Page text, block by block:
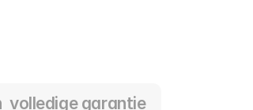
volledige garantie